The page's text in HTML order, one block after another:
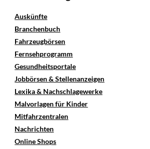
Auskünfte
Branchenbuch
Fahrzeugbörsen
Fernsehprogramm
Gesundheitsportale
Jobbörsen & Stellenanzeigen
Lexika & Nachschlagewerke
Malvorlagen für Kinder
Mitfahrzentralen
Nachrichten
Online Shops